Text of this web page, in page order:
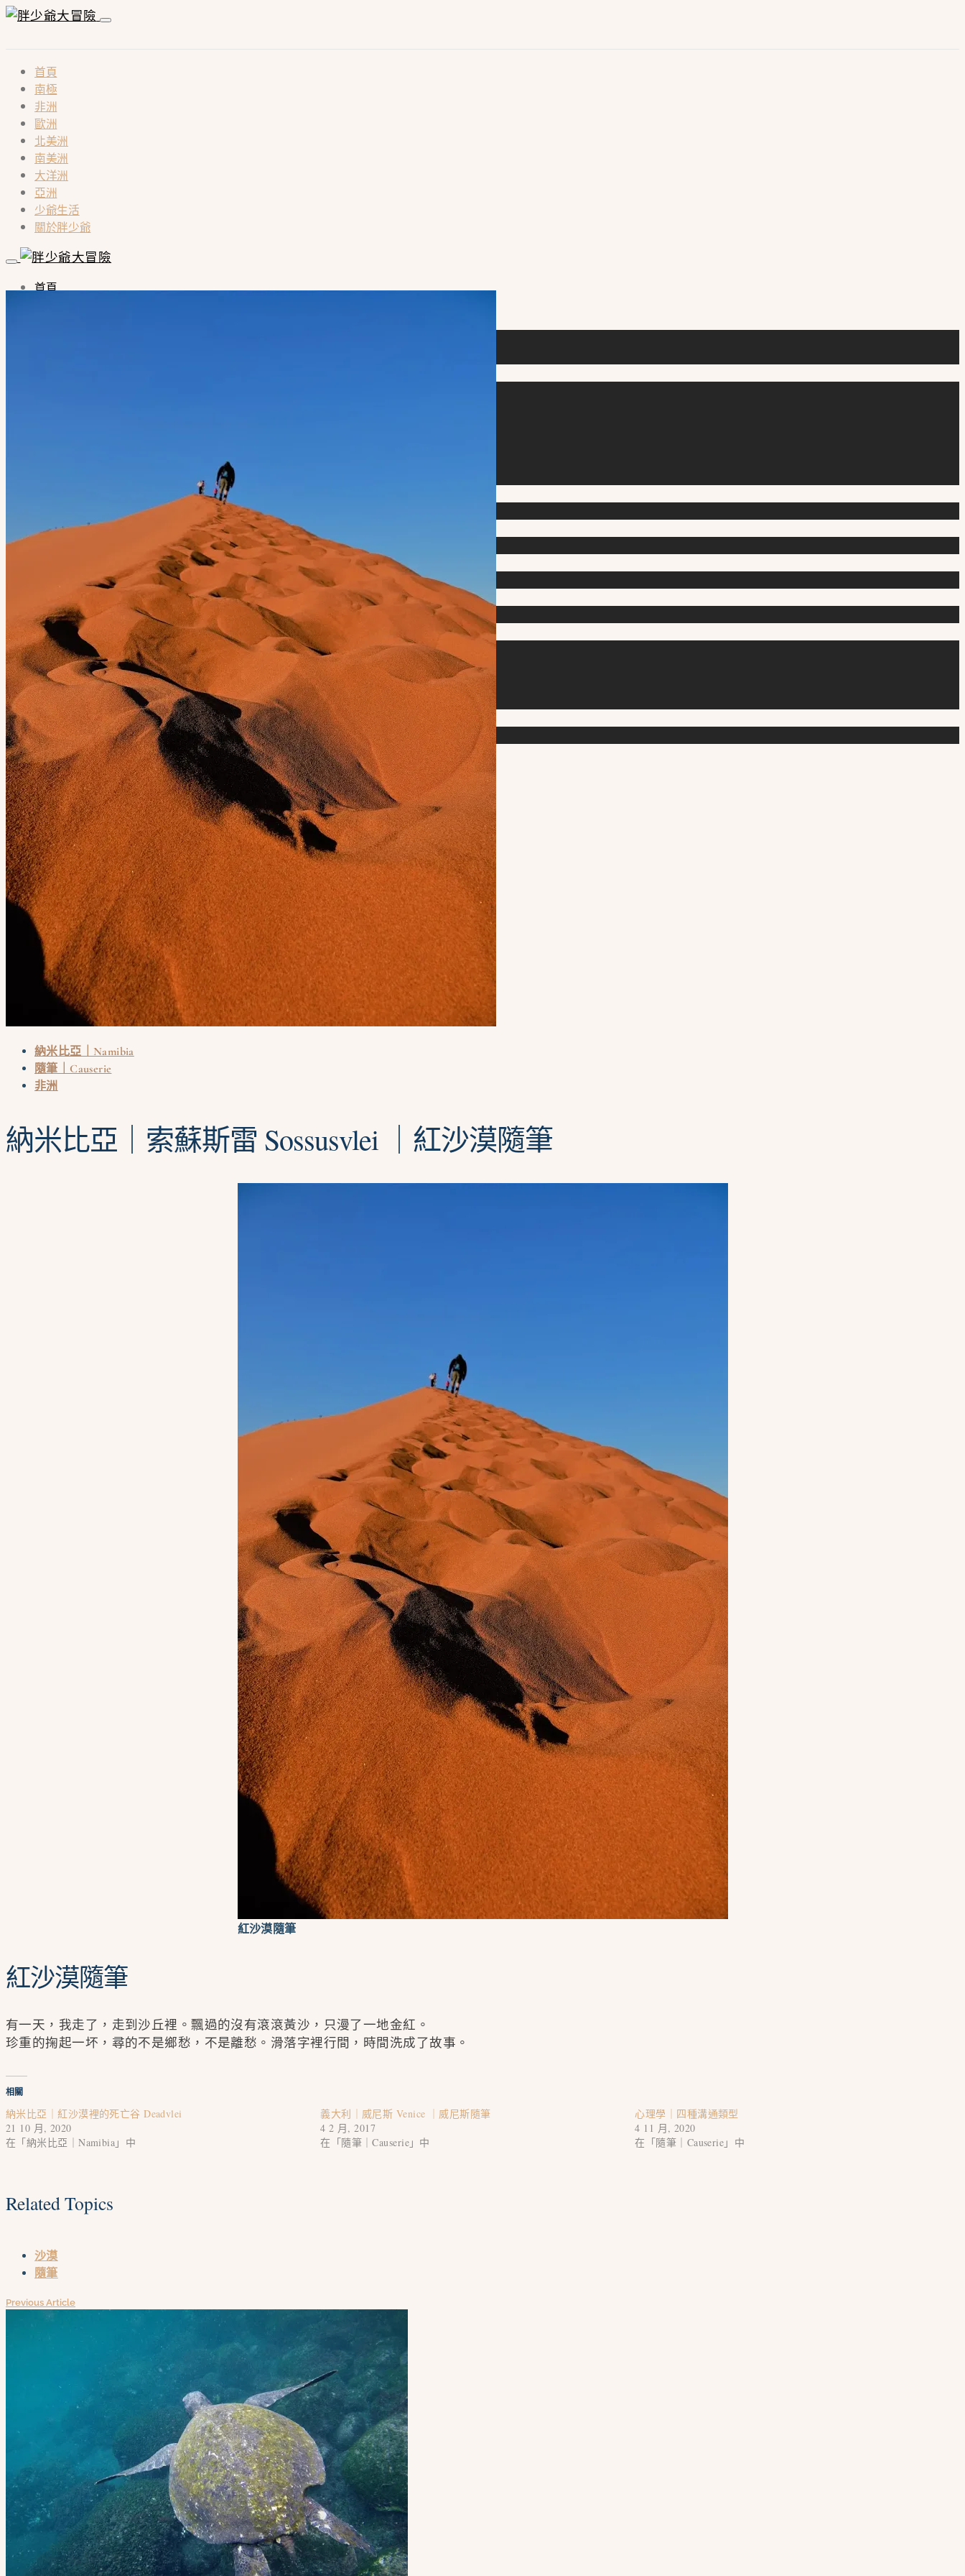
首頁
南極
非洲
歐洲
北美洲
南美洲
大洋洲
亞洲
少爺生活
關於胖少爺
首頁
南美洲
澳洲｜Australia
台灣｜Taiwan
少爺生活
電影｜Movie
展覽｜Exhibition
嗜讀｜Reading
隨筆｜Causerie
關於胖少爺
聯絡方式
納米比亞｜Namibia
隨筆｜Causerie
非洲
納米比亞｜索蘇斯雷 Sossusvlei ｜紅沙漠隨筆
紅沙漠隨筆
紅沙漠隨筆
有一天，我走了，走到沙丘裡。飄過的沒有滾滾黃沙，只漫了一地金紅。
珍重的掬起一坏，尋的不是鄉愁，不是離愁。滑落字裡行間，時間洗成了故事。
相關
納米比亞｜紅沙漠裡的死亡谷 Deadvlei
21 10 月, 2020
在「納米比亞｜Namibia」中
義大利｜威尼斯 Venice ｜威尼斯隨筆
4 2 月, 2017
在「隨筆｜Causerie」中
心理學｜四種溝通類型
4 11 月, 2020
在「隨筆｜Causerie」中
Related Topics
沙漠
隨筆
Previous Article